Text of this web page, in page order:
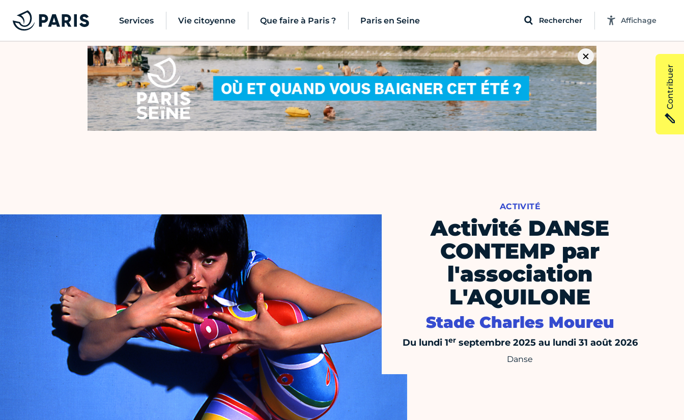
Services Vie citoyenne Que faire à Paris ? Paris en Seine Rechercher Affichage
ACTIVITÉ
Activité DANSE
CONTEMP par
l'association
L'AQUILONE
Stade Charles Moureu
Du lundi 1erseptembre 2025 au lundi 31 août 2026
Danse
Contribuer